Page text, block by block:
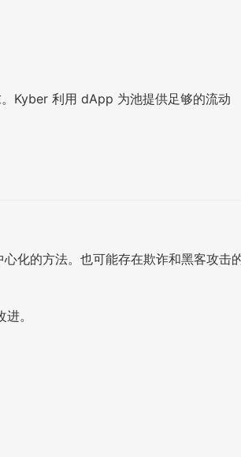
Kyber 利用 dApp 为池提供足够的流动
化的方法。也可能存在欺诈和黑客攻击
。